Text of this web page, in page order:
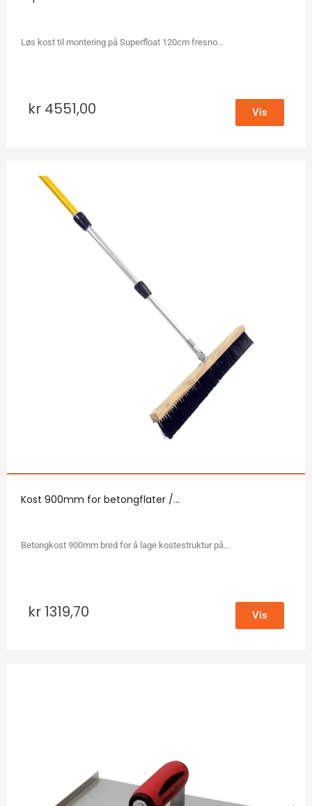
Løs kost til montering på Superfloat 120cm fresno...
kr 4551,00 Vis
Kost 900mm for betongflater /...
Betongkost 900mm bred for å lage kostestruktur på...
kr 1319,70 Vis